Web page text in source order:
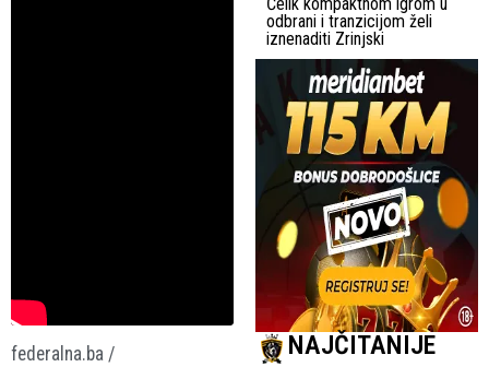
federalna.ba /
odbrani i tranzicijom želi
iznenaditi Zrinjski
NAJČITANIJE